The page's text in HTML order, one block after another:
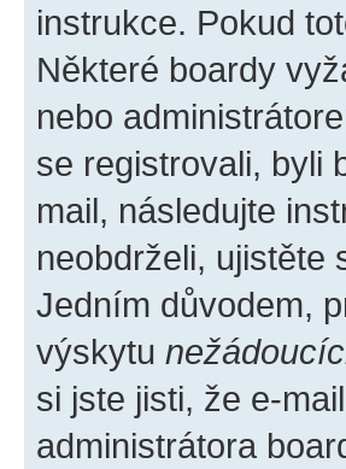
instrukce. Pokud
Některé boardy
nebo
se registrovali, byli
mail, následujte
neobdrželi, ujistěte
Jedním důvodem,
výskytu
si jste jisti, že e-
administrátora